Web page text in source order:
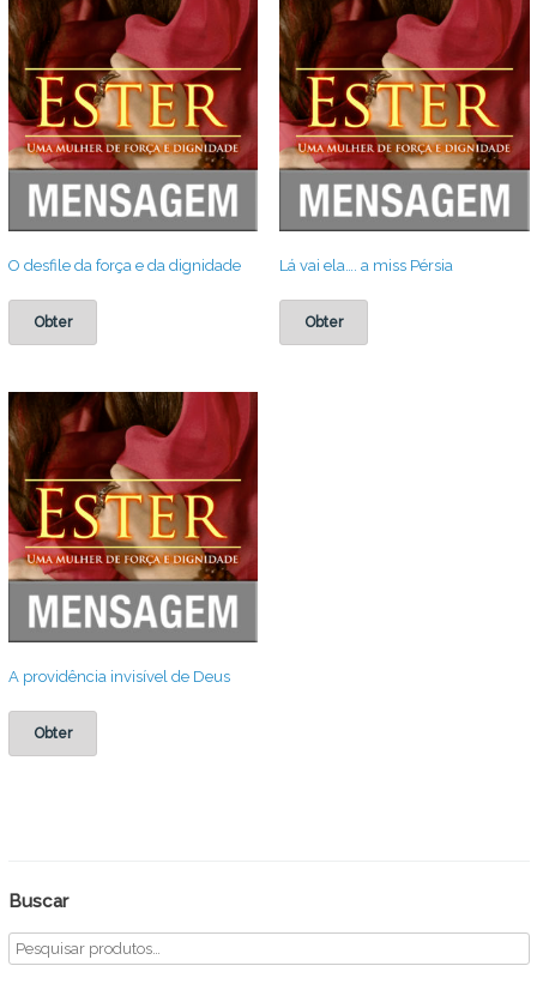
O desfile da força e da dignidade
Obter
Lá vai ela…. a miss Pérsia
Obter
A providência invisível de Deus
Obter
Buscar